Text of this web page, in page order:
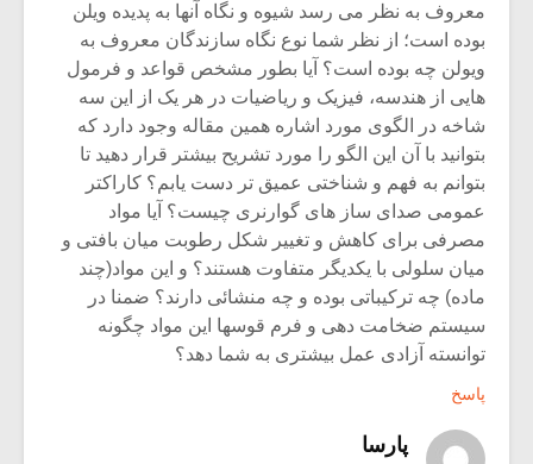
معروف به نظر می رسد شیوه و نگاه آنها به پدیده ویلن
بوده است؛ از نظر شما نوع نگاه سازندگان معروف به
ویولن چه بوده است؟ آیا بطور مشخص قواعد و فرمول
هایی از هندسه، فیزیک و ریاضیات در هر یک از این سه
شاخه در الگوی مورد اشاره همین مقاله وجود دارد که
بتوانید با آن این الگو را مورد تشریح بیشتر قرار دهید تا
بتوانم به فهم و شناختی عمیق تر دست یابم؟ کاراکتر
عمومی صدای ساز های گوارنری چیست؟ آیا مواد
مصرفی برای کاهش و تغییر شکل رطوبت میان بافتی و
میان سلولی با یکدیگر متفاوت هستند؟ و این مواد(چند
ماده) چه ترکیباتی بوده و چه منشائی دارند؟ ضمنا در
سیستم ضخامت دهی و فرم قوسها این مواد چگونه
توانسته آزادی عمل بیشتری به شما دهد؟
پاسخ
پارسا